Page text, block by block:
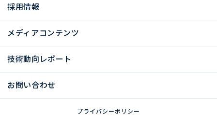
採用情報
メディアコンテンツ
技術動向レポート
お問い合わせ
プライバシーポリシー